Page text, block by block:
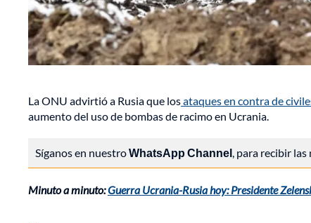
La ONU advirtió a Rusia que losataques en contra de
aumento del uso de bombas de racimo en Ucrania.
Síganos en nuestroWhatsApp Channel, para recibir
Minuto a minuto:Guerra Ucrania-Rusia hoy: Presidente